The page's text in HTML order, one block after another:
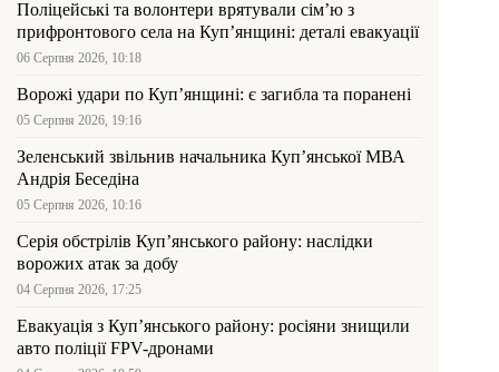
Поліцейські та волонтери врятували сім’ю з
прифронтового села на Куп’янщині: деталі евакуації
06 Серпня 2026, 10:18
Ворожі удари по Куп’янщині: є загибла та поранені
05 Серпня 2026, 19:16
Зеленський звільнив начальника Купʼянської МВА
Андрія Беседіна
05 Серпня 2026, 10:16
Серія обстрілів Куп’янського району: наслідки
ворожих атак за добу
04 Серпня 2026, 17:25
Евакуація з Куп’янського району: росіяни знищили
авто поліції FPV-дронами